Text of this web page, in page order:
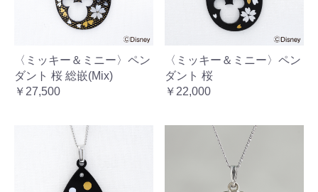
〈ミッキー＆ミニー〉ペン
ダント 桜 総嵌(Mix)
￥27,500
〈ミッキー＆ミニー〉ペン
ダント 桜
￥22,000